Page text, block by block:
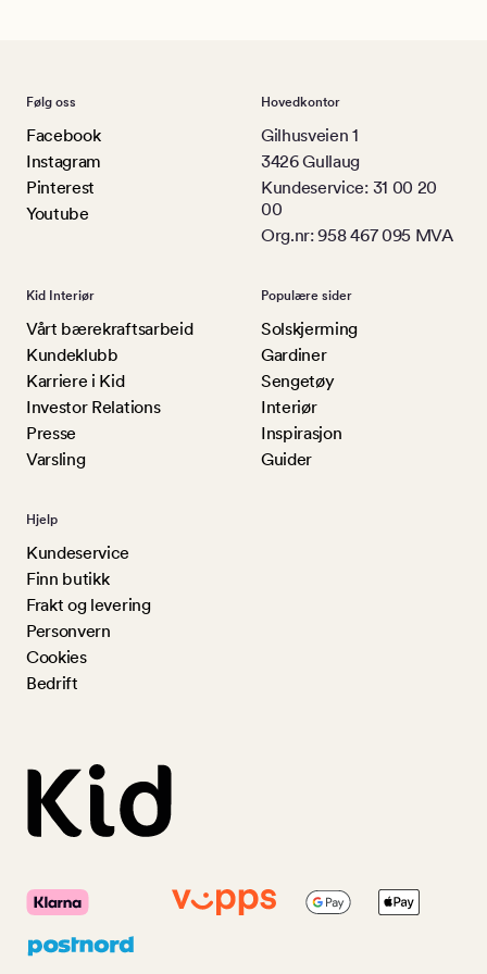
Følg oss
Facebook
Instagram
Pinterest
Youtube
Hovedkontor
Gilhusveien 1
3426 Gullaug
Kundeservice: 31 00 20
00
Org.nr: 958 467 095 MVA
Kid Interiør
Vårt bærekraftsarbeid
Kundeklubb
Karriere i Kid
Investor Relations
Presse
Varsling
Populære sider
Solskjerming
Gardiner
Sengetøy
Interiør
Inspirasjon
Guider
Hjelp
Kundeservice
Finn butikk
Frakt og levering
Personvern
Cookies
Bedrift